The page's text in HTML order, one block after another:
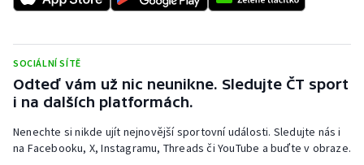
Sportovní střelba
Stolní tenis
Triatlon
SOCIÁLNÍ SÍTĚ
Odteď vám už nic neunikne. Sledujte ČT sport
i na dalších platformách.
Nenechte si nikde ujít nejnovější sportovní události. Sledujte nás i
na Facebooku, X, Instagramu, Threads či YouTube a buďte v obraze.